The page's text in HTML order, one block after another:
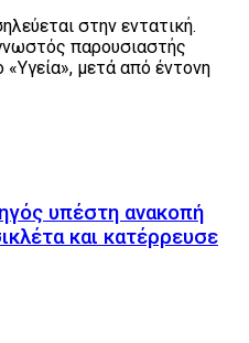
στην εντατική.
παρουσιαστής
μετά από έντονη
υπέστη ανακοπή
και κατέρρευσε